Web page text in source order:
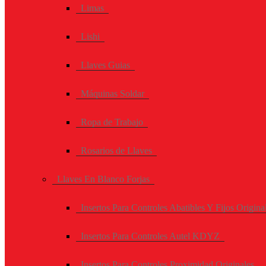
Limas
Lishi
Llaves Guias
Máquinas Soldar
Ropa de Trabajo
Rosarios de Llaves
Llaves En Blanco Forjas
Insertos Para Controles Abatibles Y Fijos
Insertos Para Controles Autel KDYZ